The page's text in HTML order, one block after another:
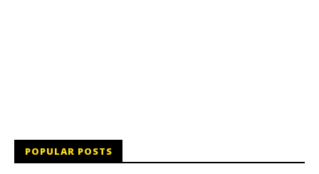
POPULAR POSTS